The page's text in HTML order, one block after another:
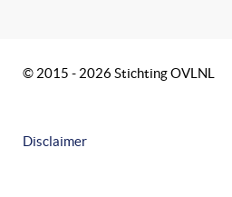
© 2015 - 2026 Stichting OVLNL
Disclaimer